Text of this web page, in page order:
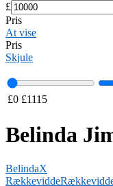
£
Pris
At vise
Pris
Skjule
£0 £1115
Belinda
BelindaX
Rækkevidde